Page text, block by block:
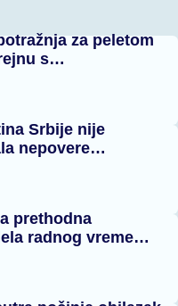
za peletom
s…
Srbije nije
nepovere…
prethodna
radnog vreme…